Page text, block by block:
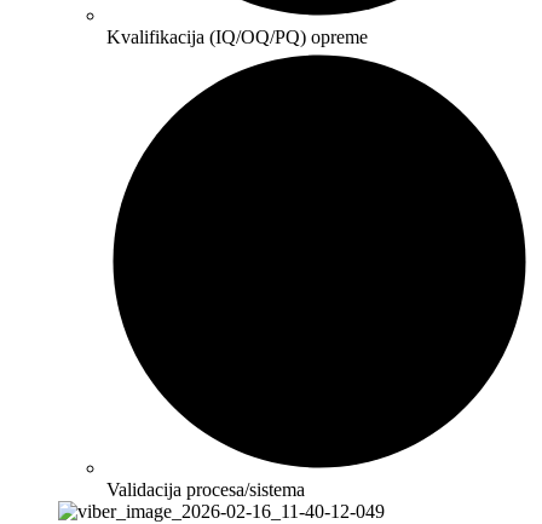
Kvalifikacija (IQ/OQ/PQ) opreme
Validacija procesa/sistema